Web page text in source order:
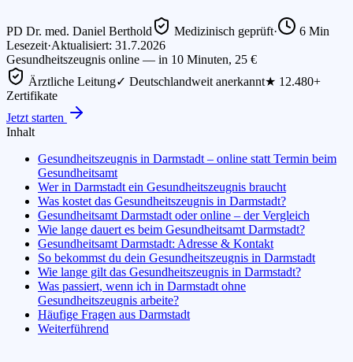
PD Dr. med. Daniel Berthold Medizinisch geprüft· 6 Min
Lesezeit·Aktualisiert: 31.7.2026
Gesundheitszeugnis online — in 10 Minuten, 25 €
Ärztliche Leitung✓ Deutschlandweit anerkannt★ 12.480+
Zertifikate
Jetzt starten
Inhalt
Gesundheitszeugnis in Darmstadt – online statt Termin beim
Gesundheitsamt
Wer in Darmstadt ein Gesundheitszeugnis braucht
Was kostet das Gesundheitszeugnis in Darmstadt?
Gesundheitsamt Darmstadt oder online – der Vergleich
Wie lange dauert es beim Gesundheitsamt Darmstadt?
Gesundheitsamt Darmstadt: Adresse & Kontakt
So bekommst du dein Gesundheitszeugnis in Darmstadt
Wie lange gilt das Gesundheitszeugnis in Darmstadt?
Was passiert, wenn ich in Darmstadt ohne
Gesundheitszeugnis arbeite?
Häufige Fragen aus Darmstadt
Weiterführend